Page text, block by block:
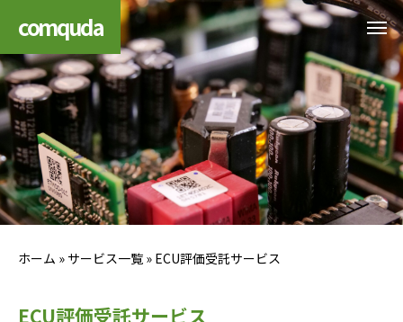
comquda
ホーム » サービス一覧 » ECU評価受託サービス
ECU評価受託サービス